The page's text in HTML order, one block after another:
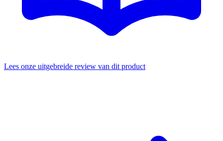
Lees onze uitgebreide review van dit product